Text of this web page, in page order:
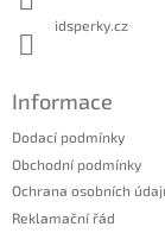
idsperky.cz
Informace
Dodací podmínky
Obchodní podmínky
Ochrana osobních
Reklamační řád